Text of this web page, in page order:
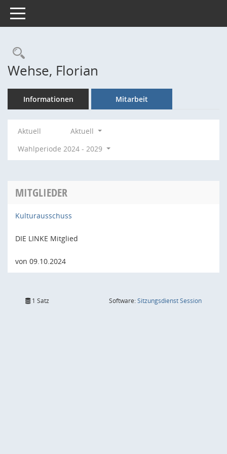
Toggle navigation
Rechercheauswahl
Wehse, Florian
Informationen Mitarbeit
Aktuell
Aktuell
Wahlperiode 2024 - 2029
MITGLIEDER
Kulturausschuss
DIE LINKE Mitglied
von 09.10.2024
1 Satz Software:SitzungsdienstSession(Wird in